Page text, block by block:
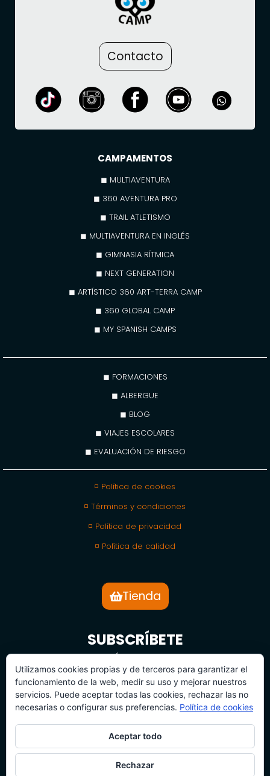
Contacto
CAMPAMENTOS
◼ MULTIAVENTURA
◼ 360 AVENTURA PRO
◼ TRAIL ATLETISMO
◼ MULTIAVENTURA EN INGLÉS
◼ GIMNASIA RÍTMICA
◼ NEXT GENERATION
◼ ARTÍSTICO 360 ART-TERRA CAMP
◼ 360 GLOBAL CAMP
◼ MY SPANISH CAMPS
◼ FORMACIONES
◼ ALBERGUE
◼ BLOG
◼ VIAJES ESCOLARES
◼ EVALUACIÓN DE RIESGO
◽ Política de cookies
◽ Términos y condiciones
◽ Política de privacidad
◽ Política de calidad
Tienda
SUBSCRÍBETE
BOLETÍN DE NOTICIAS
SUBSCRÍBETE
Utilizamos cookies propias y de terceros para garantizar el
funcionamiento de la web, medir su uso y mejorar nuestros
servicios. Puede aceptar todas las cookies, rechazar las no
necesarias o configurar sus preferencias. Política de cookies
Aceptar todo
Rechazar